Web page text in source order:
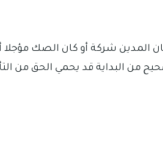
المدين شركة أو كان الصك
من البداية قد يحمي الحق من